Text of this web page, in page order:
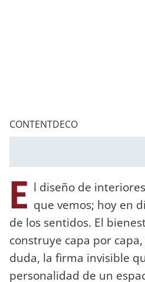
CONTENTDECO
E l diseño de
que vemos; hoy en
de los sentidos. El
construye capa por
duda, la firma invisible
personalidad de un